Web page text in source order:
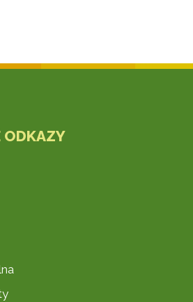
ODKAZY